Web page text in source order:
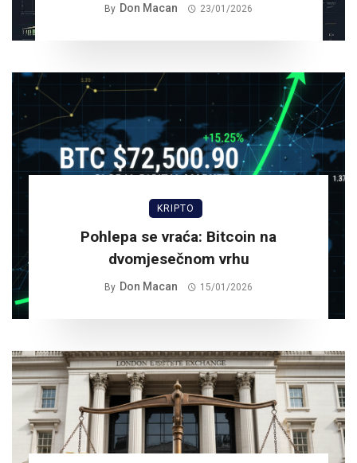
By Don Macan 23/01/2026
KRIPTO
Pohlepa se vraća: Bitcoin na
dvomjesečnom vrhu
By Don Macan 15/01/2026